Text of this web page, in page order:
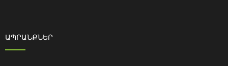
ԱՊՐԱՆՔՆԵՐ